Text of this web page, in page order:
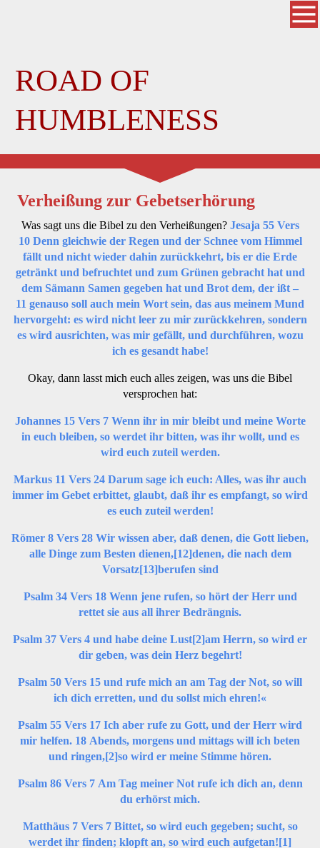
ROAD OF
HUMBLENESS
Verheißung zur Gebetserhörung
Was sagt uns die Bibel zu den Verheißungen? Jesaja 55 Vers
10 Denn gleichwie der Regen und der Schnee vom Himmel
fällt und nicht wieder dahin zurückkehrt, bis er die Erde
getränkt und befruchtet und zum Grünen gebracht hat und
dem Sämann Samen gegeben hat und Brot dem, der ißt –
11 genauso soll auch mein Wort sein, das aus meinem Mund
hervorgeht: es wird nicht leer zu mir zurückkehren, sondern
es wird ausrichten, was mir gefällt, und durchführen, wozu
ich es gesandt habe!
Okay, dann lasst mich euch alles zeigen, was uns die Bibel
versprochen hat:
Johannes 15 Vers 7 Wenn ihr in mir bleibt und meine Worte
in euch bleiben, so werdet ihr bitten, was ihr wollt, und es
wird euch zuteil werden.
Markus 11 Vers 24 Darum sage ich euch: Alles, was ihr auch
immer im Gebet erbittet, glaubt, daß ihr es empfangt, so wird
es euch zuteil werden!
Römer 8 Vers 28 Wir wissen aber, daß denen, die Gott lieben,
alle Dinge zum Besten dienen,[12]denen, die nach dem
Vorsatz[13]berufen sind
Psalm 34 Vers 18 Wenn jene rufen, so hört der Herr und
rettet sie aus all ihrer Bedrängnis.
Psalm 37 Vers 4 und habe deine Lust[2]am Herrn, so wird er
dir geben, was dein Herz begehrt!
Psalm 50 Vers 15 und rufe mich an am Tag der Not, so will
ich dich erretten, und du sollst mich ehren!«
Psalm 55 Vers 17 Ich aber rufe zu Gott, und der Herr wird
mir helfen. 18 Abends, morgens und mittags will ich beten
und ringen,[2]so wird er meine Stimme hören.
Psalm 86 Vers 7 Am Tag meiner Not rufe ich dich an, denn
du erhörst mich.
Matthäus 7 Vers 7 Bittet, so wird euch gegeben; sucht, so
werdet ihr finden; klopft an, so wird euch aufgetan![1]